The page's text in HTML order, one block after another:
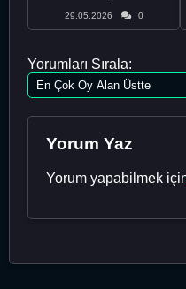
29.05.2026 0
Yorumları Sırala:
Yorum Yaz
Yorum yapabilmek